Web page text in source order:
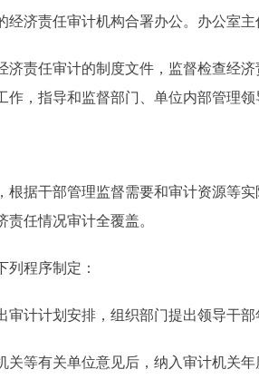
责任审计机构合署办公。办公室主
任审计的制度文件，监督检查经济
，指导和监督部门、单位内部管理
干部管理监督需要和审计资源等实
责任情况审计全覆盖。
程序制定：
计划安排，组织部门提出领导干部
有关单位意见后，纳入审计机关年